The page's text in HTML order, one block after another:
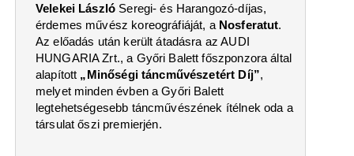
Velekei László Seregi- és Harangozó-díjas,
érdemes művész koreográfiáját, a Nosferatut.
Az előadás után került átadásra az AUDI
HUNGARIA Zrt., a Győri Balett főszponzora által
alapított „Minőségi táncművészetért Díj”,
melyet minden évben a Győri Balett
legtehetségesebb táncművészének ítélnek oda a
társulat őszi premierjén.